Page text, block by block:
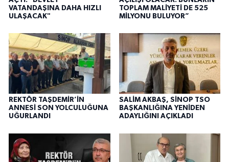
VATANDAŞINA DAHA HIZLI
ULAŞACAK"
TOPLAM MALİYETİ DE 525
MİLYONU BULUYOR”
REKTÖR TAŞDEMİR’İN
ANNESİ SON YOLCULUĞUNA
UĞURLANDI
SALİM AKBAŞ, SİNOP TSO
BAŞKANLIĞINA YENİDEN
ADAYLIĞINI AÇIKLADI